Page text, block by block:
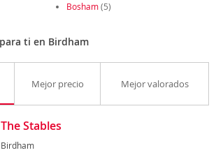
Bosham(5)
ti en Birdham
Mejor precio Mejor valorados
The Stables
Birdham